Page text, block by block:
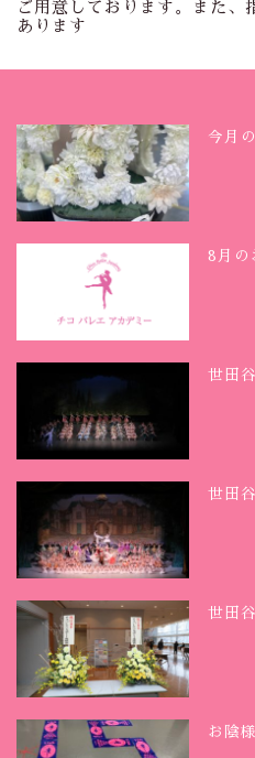
ご用意しております。また、
あります
今月
8月
世田
世田
世田
お陰